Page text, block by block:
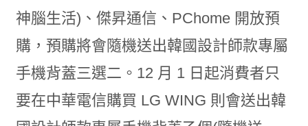
神腦生活)、傑昇通信、PChome 開放預
購，預購將會隨機送出韓國設計師款專屬
手機背蓋三選二。12 月 1 日起消費者只
要在中華電信購買 LG WING 則會送出韓